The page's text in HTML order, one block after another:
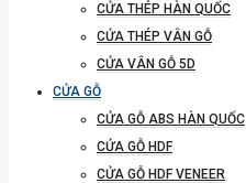
CỬA THÉP HÀN QUỐC
CỬA THÉP VÂN GỖ
CỬA VÂN GỖ 5D
CỬA GỖ
CỬA GỖ ABS HÀN QUỐC
CỬA GỖ HDF
CỬA GỖ HDF VENEER